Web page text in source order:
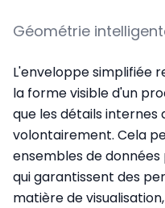
Géométrie
L'enveloppe simplifiée
la forme visible d'un
que les détails internes
volontairement. Cela
ensembles de
qui garantissent des
matière de